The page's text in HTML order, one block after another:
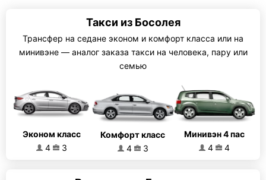
Такси из Босолея
Трансфер на седане эконом и комфорт класса или на
минивэне — аналог заказа такси на человека, пару или
семью
Эконом класс
4
3
Комфорт класс
4
3
Минивэн 4 пас
4
4